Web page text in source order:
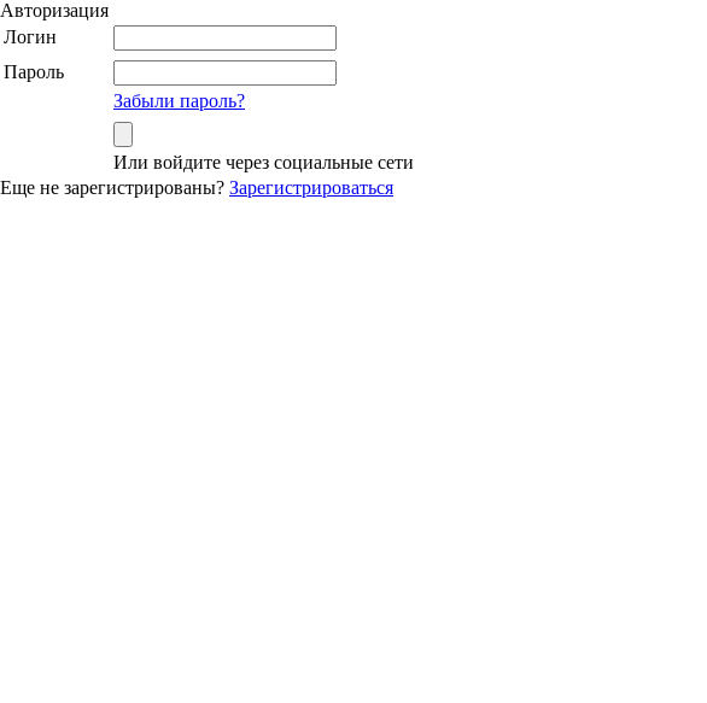
Авторизация
Логин
Пароль
Забыли пароль?
Или войдите через социальные сети
Еще не зарегистрированы? Зарегистрироваться